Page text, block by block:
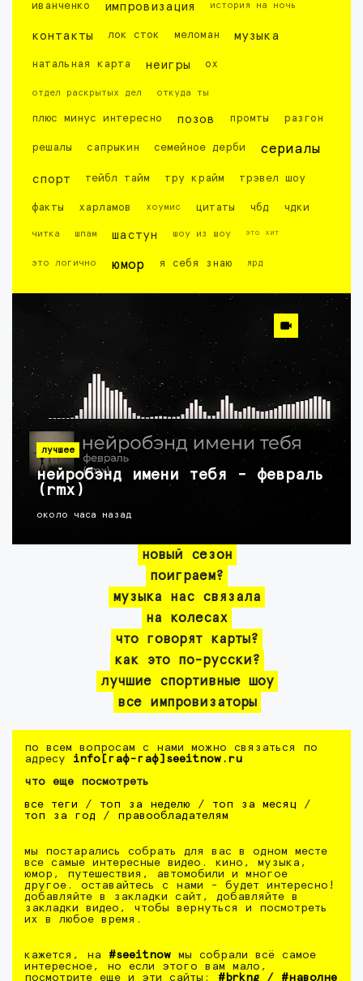
иванченко импровизация история на ночь
контакты лок сток меломан музыка
натальная карта неигры ох
отдел раскрытых дел откуда ты
плюс минус интересно позов промты разгон
решалы сапрыкин семейное дерби сериалы
спорт тейбл тайм тру крайм трэвел шоу
факты харламов хоумис цитаты чбд чдки
читка шпам шастун шоу из шоу это хит
это логично юмор я себя знаю ярд
лучшее
нейробэнд имени тебя - февраль
(rmx)
около часа назад
новый сезон
поиграем?
музыка нас связала
на колесах
что говорят карты?
как это по-русски?
лучшие спортивные шоу
все импровизаторы
по всем вопросам с нами можно связаться по
адресу info[гаф-гаф]seeitnow.ru
что еще посмотреть
все теги / топ за неделю / топ за месяц /
топ за год / правообладателям
мы постарались собрать для вас в одном месте
все самые интересные видео. кино, музыка,
юмор, путешествия, автомобили и многое
другое. оставайтесь с нами - будет интересно!
добавляйте в закладки сайт, добавляйте в
закладки видео, чтобы вернуться и посмотреть
их в любое время.
кажется, на #seeitnow мы собрали всё самое
интересное, но если этого вам мало,
посмотрите еще и эти сайты: #brkng / #наволне